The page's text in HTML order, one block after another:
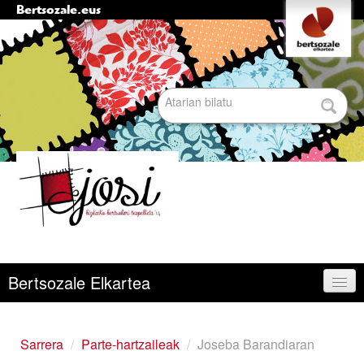
Bertsozale.eus
Edukira
salto
nabigazioara
Tresna
pertsonalak
Bilatu atarian
Bilaketa
aurreratua…
Bertsozale Elkartea
Sarrera / Parte-hartzaileak / Joseba Barandiaran